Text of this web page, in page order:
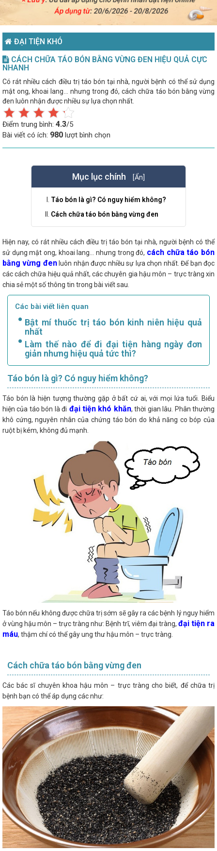
ĐẠI TIỆN KHÓ
CÁCH CHỮA TÁO BÓN BẰNG VỪNG ĐEN HIỆU QUẢ CỰC
NHANH
Có rát nhiều cách điều trị táo bón tại nhà, người bệnh có thể sử dụng
mật ong, khoai lang… nhưng trong đó, cách chữa táo bón bằng vừng
đen luôn nhận được nhiều sự lựa chọn nhất.
Điểm trung bình: 4.3/5
Bài viết có ích: 980 lượt bình chọn
Mục lục chính [Ẩn]
Táo bón là gì? Có nguy hiểm không?
Cách chữa táo bón bằng vừng đen
Hiện nay, có rát nhiều cách điều trị táo bón tại nhà, người bệnh có thể
sử dụng mật ong, khoai lang… nhưng trong đó, cách chữa táo bón
bằng vừng đenluôn nhận được nhiều sự lựa chọn nhất. Để bạn đọc
các cách chữa hiệu quả nhất, các chuyên gia hậu môn – trực tràng xin
chia sẻ một số thông tin trong bài viết sau.
Các bài viết liên quan
Bật mí thuốc trị táo bón kinh niên hiệu quả
nhất
Làm thế nào để đi đại tiện hàng ngày đơn
giản nhưng hiệu quả tức thì?
Táo bón là gì? Có nguy hiểm không?
Táo bón là hiện tượng thường gặp ở bất cứ ai, với mọi lứa tuổi. Biểu
hiện của táo bón là đi đại tiện khó khăn, thời gian lâu. Phân thường
khô cứng, nguyên nhân của chứng táo bón do khả năng co bóp của
ruột bị kém, không đủ mạnh.
Táo bón nếu không được chữa trị sớm sẽ gây ra các bệnh lý nguy hiểm
ở vùng hậu môn – trực tràng như: Bệnh trĩ, viêm đại tràng, đại tiện ra
máu, thậm chí có thể gây ung thư hậu môn – trực tràng.
Cách chữa táo bón bằng vừng đen
Các bác sĩ chuyên khoa hậu môn – trực tràng cho biết, để chữa trị
bệnh bạn có thể áp dụng cácnhư: